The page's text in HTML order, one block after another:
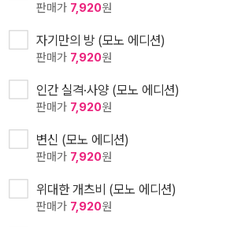
판매가 7,920원
자기만의 방 (모노 에디션)
판매가 7,920원
인간 실격·사양 (모노 에디션)
판매가 7,920원
변신 (모노 에디션)
판매가 7,920원
위대한 개츠비 (모노 에디션)
판매가 7,920원